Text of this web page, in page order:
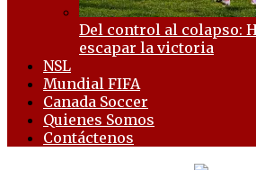
Del control al colapso:
escapar la victoria
NSL
Mundial FIFA
Canada Soccer
Quienes Somos
Contáctenos